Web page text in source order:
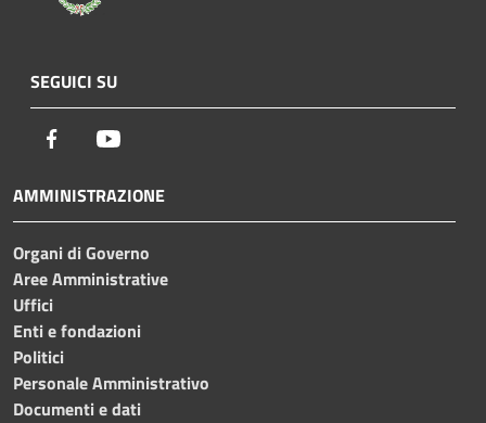
SEGUICI SU
Facebook
AMMINISTRAZIONE
Organi di Governo
Aree Amministrative
Uffici
Enti e fondazioni
Politici
Personale Amministrativo
Documenti e dati